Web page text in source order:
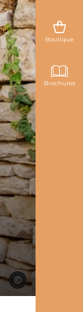
Les Conteurs
Boutique
Brochures